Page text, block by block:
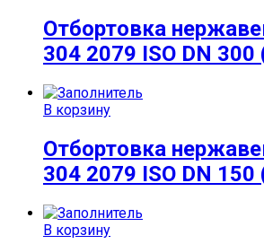
Отбортовка
304 2079 ISO DN 300
В корзину
Отбортовка
304 2079 ISO DN 150
В корзину